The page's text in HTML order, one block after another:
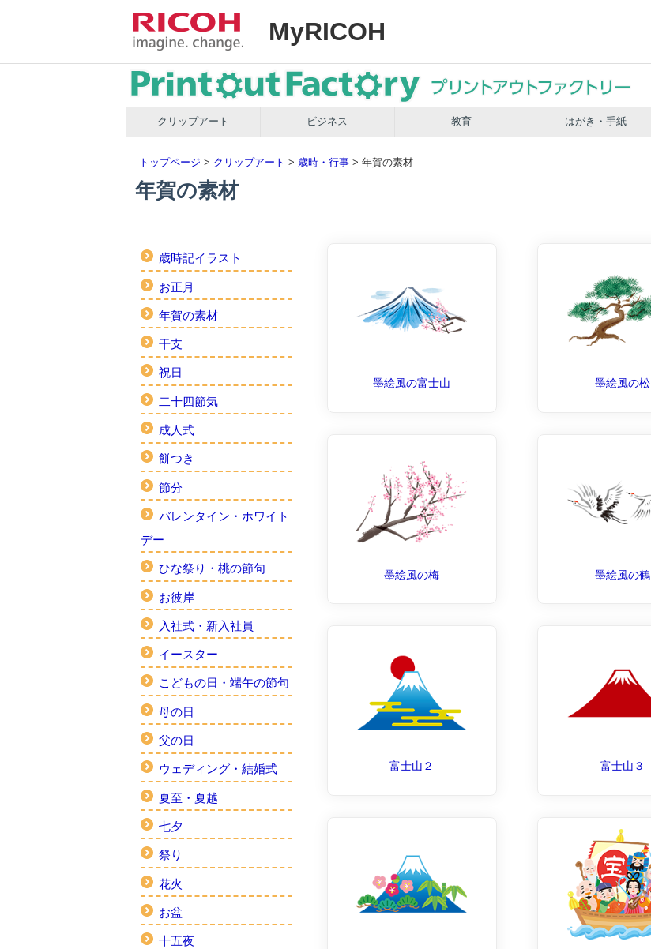
MyRICOH
クリップアート ビジネス 教育 はがき・手紙
トップページ > クリップアート > 歳時・行事 > 年賀の素材
年賀の素材
歳時記イラスト
お正月
年賀の素材
干支
祝日
二十四節気
成人式
餅つき
節分
バレンタイン・ホワイト
デー
ひな祭り・桃の節句
お彼岸
入社式・新入社員
イースター
こどもの日・端午の節句
母の日
父の日
ウェディング・結婚式
夏至・夏越
七夕
祭り
花火
お盆
十五夜
墨絵風の富士山 墨絵風の松
墨絵風の梅 墨絵風の鶴
富士山２ 富士山３